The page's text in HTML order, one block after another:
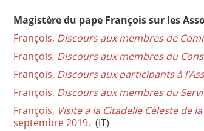
Magistère du pape François sur les
François, Discours aux membres de
François, Discours aux membres du
François, Discours aux participants à
François, Discours aux membres du
François, Visite a la Citadelle Cèleste de
septembre 2019. (IT)